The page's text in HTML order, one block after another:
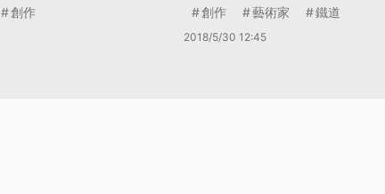
創作 創作 藝術家 鐵道
2018/5/30 12:45